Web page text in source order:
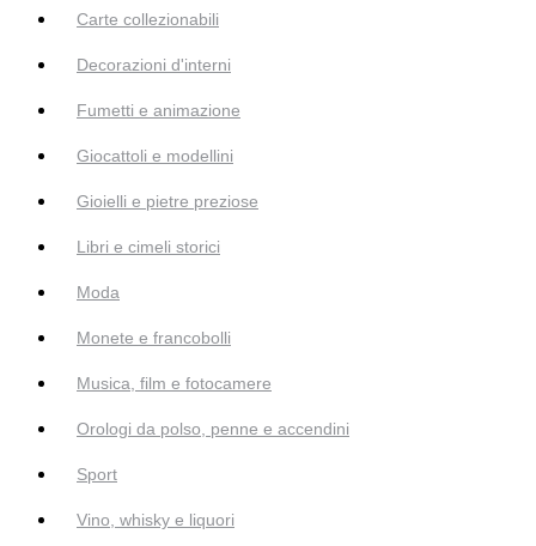
Carte collezionabili
Decorazioni d'interni
Fumetti e animazione
Giocattoli e modellini
Gioielli e pietre preziose
Libri e cimeli storici
Moda
Monete e francobolli
Musica, film e fotocamere
Orologi da polso, penne e accendini
Sport
Vino, whisky e liquori